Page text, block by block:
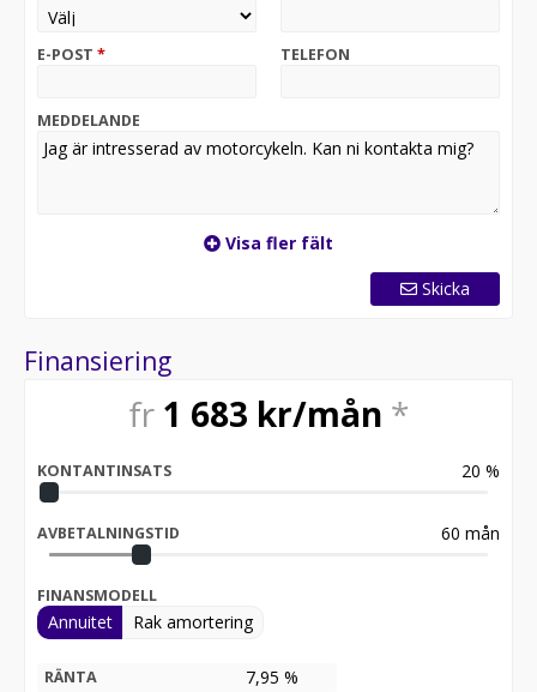
E-POST * TELEFON
MEDDELANDE
Visa fler fält
Skicka
Finansiering
fr 1 683 kr/mån *
KONTANTINSATS 20 %
AVBETALNINGSTID 60 mån
FINANSMODELL
Annuitet Rak amortering
RÄNTA 7,95 %